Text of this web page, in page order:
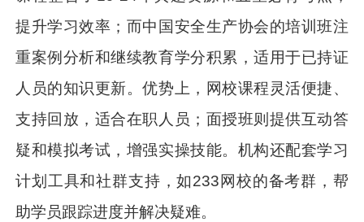
提升学习效率；而中国安全生产协会的培训班注
重案例分析和继续教育学分积累，适用于已持证
人员的知识更新。优势上，网校课程灵活便捷、
支持回放，适合在职人员；面授班则提供互动答
疑和模拟考试，增强实操技能。机构还配套学习
计划工具和社群支持，如233网校的备考群，帮
助学员跟踪进度并解决疑难。